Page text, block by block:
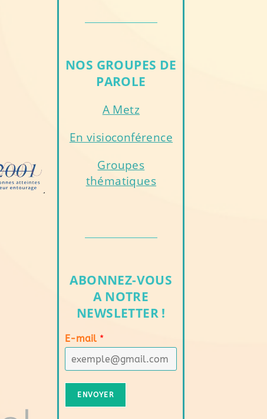
NOS GROUPES DE
PAROLE
A Metz
En visioconférence
Groupes
thématiques
ABONNEZ-VOUS
A NOTRE
NEWSLETTER !
E-mail *
ENVOYER